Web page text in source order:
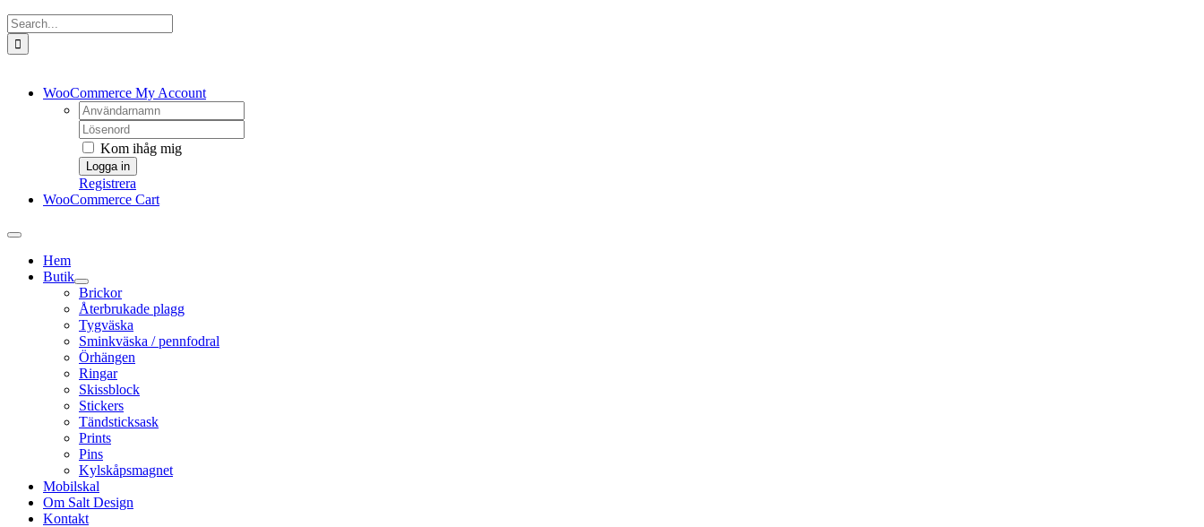
Fortsätt
till
innehållet
Sök
efter:
WooCommerce My Account
Username:
Password:
Kom ihåg mig
Registrera
WooCommerce Cart
Toggle
Navigation
Hem
Butik
Brickor
Återbrukade plagg
Tygväska
Sminkväska / pennfodral
Örhängen
Ringar
Skissblock
Stickers
Tändsticksask
Prints
Pins
Kylskåpsmagnet
Mobilskal
Om Salt Design
Kontakt